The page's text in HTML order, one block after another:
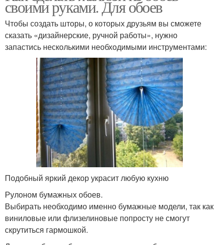
своими руками. Для обоев
Чтобы создать шторы, о которых друзьям вы сможете
сказать «дизайнерские, ручной работы», нужно
запастись несколькими необходимыми инструментами:
Подобный яркий декор украсит любую кухню
Рулоном бумажных обоев.
Выбирать необходимо именно бумажные модели, так как
виниловые или флизелиновые попросту не смогут
скрутиться гармошкой.